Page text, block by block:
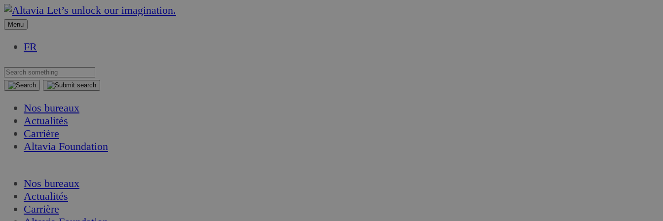
Aller
au
Aller
au
Let’s unlock our imagination.
Menu
FR
Nos bureaux
Actualités
Carrière
Altavia Foundation
Nos bureaux
Actualités
Carrière